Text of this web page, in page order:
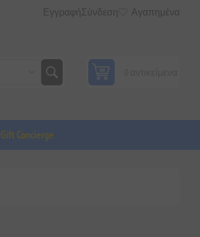
ΕγγραφήΣύνδεση Αγαπημένα
Concierge